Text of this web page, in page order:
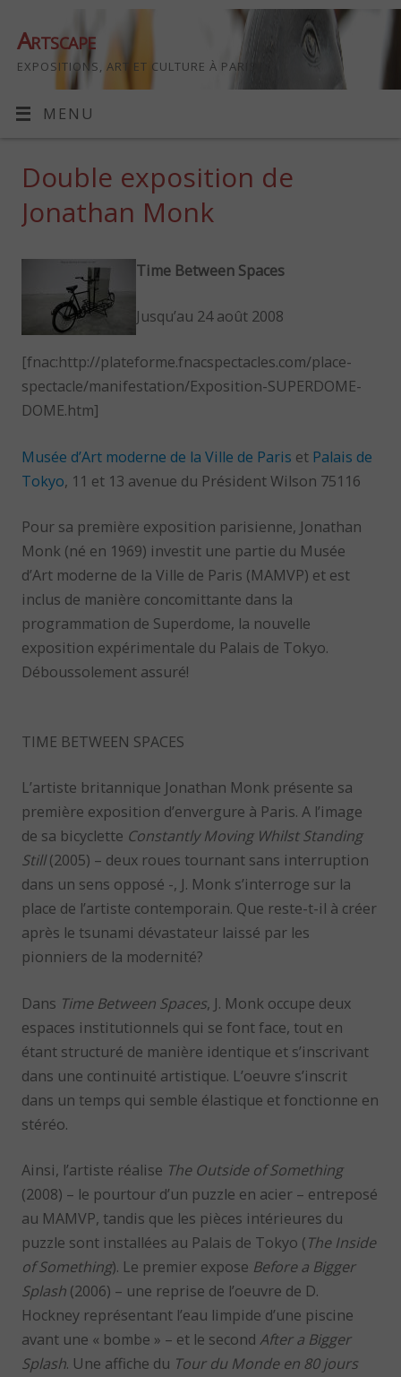
Artscape
EXPOSITIONS, ART ET CULTURE À PARIS
MENU
Double exposition de
Jonathan Monk
Time Between Spaces
Jusqu’au 24 août 2008
[fnac:http://plateforme.fnacspectacles.com/place-
spectacle/manifestation/Exposition-SUPERDOME-
DOME.htm]
Musée d’Art moderne de la Ville de Paris et Palais de
Tokyo, 11 et 13 avenue du Président Wilson 75116
Pour sa première exposition parisienne, Jonathan
Monk (né en 1969) investit une partie du Musée
d’Art moderne de la Ville de Paris (MAMVP) et est
inclus de manière concomittante dans la
programmation de Superdome, la nouvelle
exposition expérimentale du Palais de Tokyo.
Déboussolement assuré!
TIME BETWEEN SPACES
L’artiste britannique Jonathan Monk présente sa
première exposition d’envergure à Paris. A l’image
de sa bicyclette Constantly Moving Whilst Standing
Still(2005) – deux roues tournant sans interruption
dans un sens opposé -, J. Monk s’interroge sur la
place de l’artiste contemporain. Que reste-t-il à créer
après le tsunami dévastateur laissé par les
pionniers de la modernité?
Dans Time Between Spaces, J. Monk occupe deux
espaces institutionnels qui se font face, tout en
étant structuré de manière identique et s’inscrivant
dans une continuité artistique. L’oeuvre s’inscrit
dans un temps qui semble élastique et fonctionne en
stéréo.
Ainsi, l’artiste réalise The Outside of Something
(2008) – le pourtour d’un puzzle en acier – entreposé
au MAMVP, tandis que les pièces intérieures du
puzzle sont installées au Palais de Tokyo (The Inside
of Something). Le premier expose Before a Bigger
Splash (2006) – une reprise de l’oeuvre de D.
Hockney représentant l’eau limpide d’une piscine
avant une « bombe » – et le secondAfter a Bigger
Splash. Une affiche du Tour du Monde en 80 jours